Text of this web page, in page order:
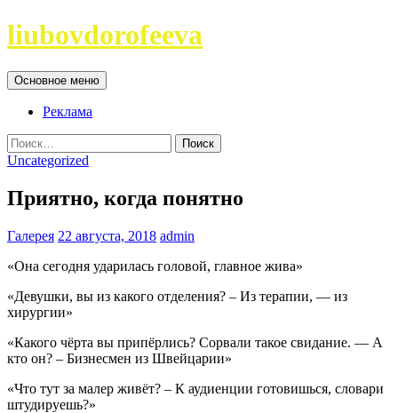
Перейти
к
liubovdorofeeva
Поиск
Основное меню
Реклама
Найти:
Uncategorized
Приятно, когда понятно
Галерея 22 августа, 2018 admin
«Она сегодня ударилась головой, главное жива»
«Девушки, вы из какого отделения? – Из терапии, — из
хирургии»
«Какого чёрта вы припёрлись? Сорвали такое свидание. — А
кто он? – Бизнесмен из Швейцарии»
«Что тут за малер живёт? – К аудиенции готовишься, словари
штудируешь?»